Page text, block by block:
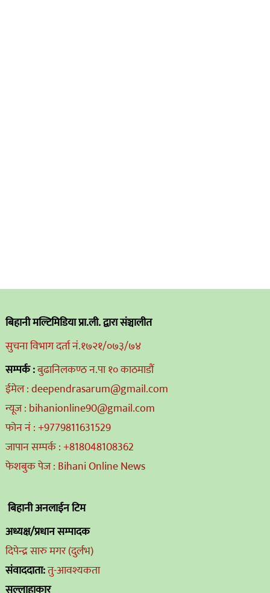
बिहानी मल्टिमिडिया प्रा.ली. द्वारा संञ्चालीत
सुचना विभाग दर्ता नं.१७२१/०७३/७४
सम्पर्क :बुढानिलकण्ठ न.पा १० काठमाडौं
ईमेल : deependrasarum@gmail.com
न्यूज : bihanionline90@gmail.com
फोन नं : +9779811631529
जापान सम्पर्क : +818048108362
फेशबुक पेज : Bihani Online News
बिहानी अनलाईन टिम
अध्यक्ष/प्रधान सम्पादक
दिपेन्द्र सारु मगर (दुर्लभ)
संवाददाता:तु-आवश्यकता